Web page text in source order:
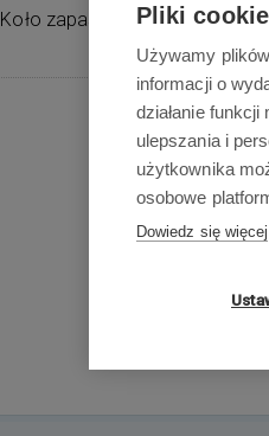
Koło zapasowe do robotów
Pliki
Używamy
informacji o
działanie
ulepszania i
użytkownika
osobowe
Dowiedz się więcej